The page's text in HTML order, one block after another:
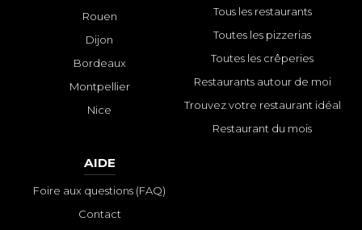
Rouen
Dijon
Bordeaux
Montpellier
Nice
Tous les restaurants
Toutes les pizzerias
Toutes les crêperies
Restaurants autour de moi
Trouvez votre restaurant idéal
Restaurant du mois
AIDE
Foire aux questions (FAQ)
Contact